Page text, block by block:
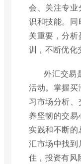
会、关注专
识和技能。
关重要，分
训，不断优化
外汇交易
活动。掌握
习市场分析
养坚韧的交
实践和不断
汇市场中找
住，投资有风